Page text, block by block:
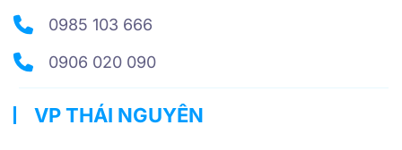
0985 103 666
0906 020 090
VP THÁI NGUYÊN